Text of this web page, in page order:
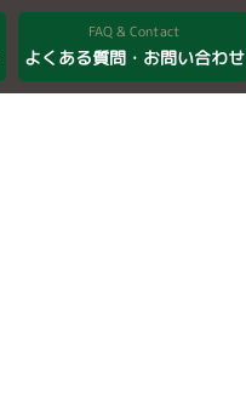
FAQ & Contact
よくある質問・お問い合わせ